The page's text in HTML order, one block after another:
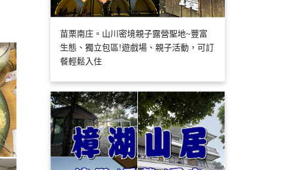
苗栗南庄。山川密境親子露營聖地~豐富
生態、獨立包區!遊戲場、親子活動，可訂
餐輕鬆入住